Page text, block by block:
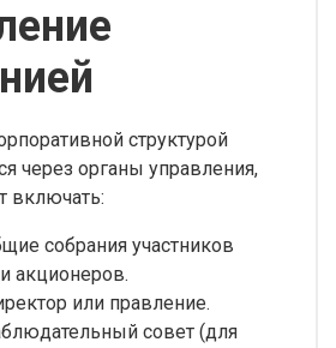
структурой
через органы управления,
включать:
собрания участников
акционеров.
или правление.
совет (для